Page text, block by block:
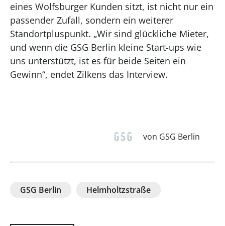
eines Wolfsburger Kunden sitzt, ist nicht nur ein
passender Zufall, sondern ein weiterer
Standortpluspunkt. „Wir sind glückliche Mieter,
und wenn die GSG Berlin kleine Start-ups wie
uns unterstützt, ist es für beide Seiten ein
Gewinn“, endet Zilkens das Interview.
von GSG Berlin
GSG Berlin Helmholtzstraße